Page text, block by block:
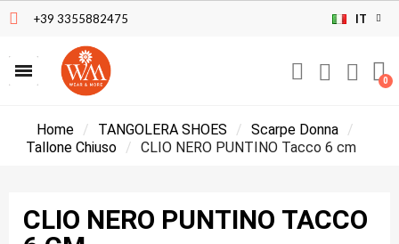
+39 3355882475 IT
Home TANGOLERA SHOES
Scarpe Donna
Tallone Chiuso
CLIO NERO PUNTINO Tacco 6 cm
CLIO NERO PUNTINO TACCO